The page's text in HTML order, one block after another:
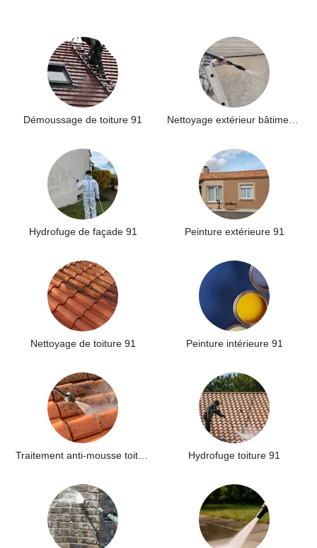
Démoussage de toiture 91
Hydrofuge de façade 91 Peinture extérieure 91
Nettoyage de toiture 91 Peinture intérieure 91
Hydrofuge toiture 91